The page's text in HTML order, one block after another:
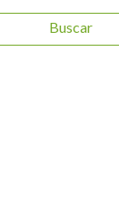
Buscar